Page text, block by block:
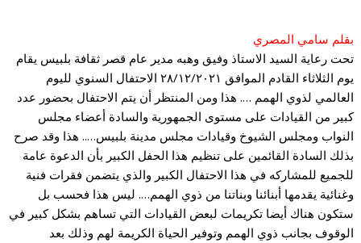
بقلم سامي المصري
تحت رعاية السيد الاستاذ وفيق وهبه مدير عام قصر ثقافة بلبيس يقام
يوم الثلاثاء القادم الموافق ٢٨/١٢/٢٠٢١ الاحتفال السنوي لليوم
العالمي لذوي الهمم …. هذا ومن المنتظر أن يتم الاحتفال بحضور عدد
كبير من القيادات على مستوى الجمهورية والسادة أعضاء مجلس
النواب ومجلس الشيوخ وقيادات مجلس مدينة بلبيس….. هذا وقد صرح
بذلك السادة القائمين على تنظيم هذا الحفل الكبير بأن الدعوة عامة
للجميع للمشاركه في هذا الاحتفال الكبير والذي يتضمن فقرات فنية
وغنائية يقدمها أبنائنا وبناتنا من ذوي الهمم…. ليس هذا فحسب بل
ستكون هناك أيضا تكريمات لبعض القيادات التي تساهم بشكل كبير في
الوقوف بجانب ذوي الهمم وتوفير الحياة الكريمة لهم وذلك بعد